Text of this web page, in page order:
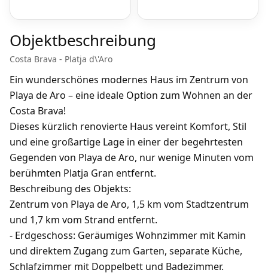
Objektbeschreibung
Costa Brava - Platja d\'Aro
Ein wunderschönes modernes Haus im Zentrum von
Playa de Aro – eine ideale Option zum Wohnen an der
Costa Brava!
Dieses kürzlich renovierte Haus vereint Komfort, Stil
und eine großartige Lage in einer der begehrtesten
Gegenden von Playa de Aro, nur wenige Minuten vom
berühmten Platja Gran entfernt.
Beschreibung des Objekts:
Zentrum von Playa de Aro, 1,5 km vom Stadtzentrum
und 1,7 km vom Strand entfernt.
- Erdgeschoss: Geräumiges Wohnzimmer mit Kamin
und direktem Zugang zum Garten, separate Küche,
Schlafzimmer mit Doppelbett und Badezimmer.